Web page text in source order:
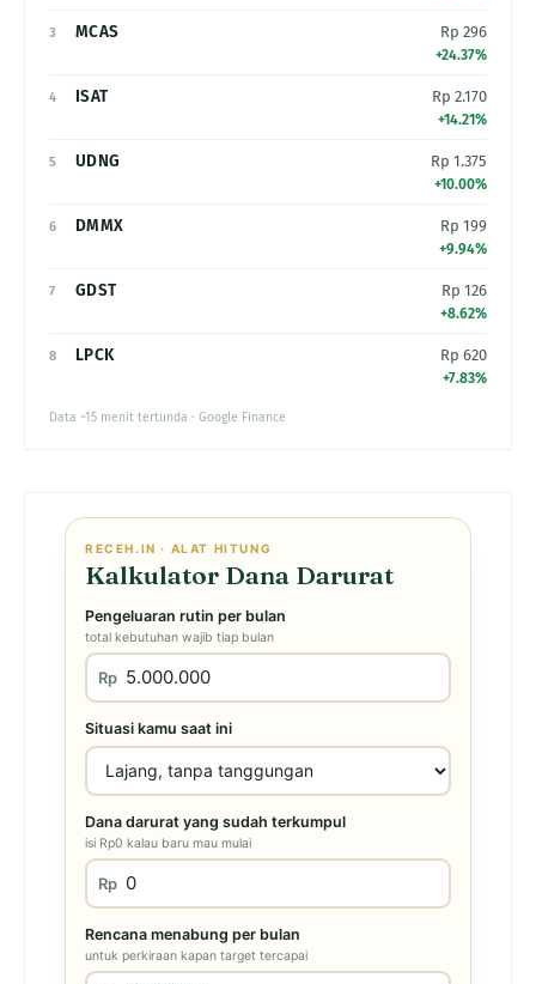
3 MCAS Rp 296
+24.37%
4 ISAT Rp 2.170
+14.21%
5 UDNG Rp 1.375
+10.00%
6 DMMX Rp 199
+9.94%
7 GDST Rp 126
+8.62%
8 LPCK Rp 620
+7.83%
Data ~15 menit tertunda · Google Finance
RECEH.IN · ALAT HITUNG
Kalkulator Dana Darurat
Pengeluaran rutin per bulan
total kebutuhan wajib tiap bulan
Rp
Situasi kamu saat ini
Dana darurat yang sudah terkumpul
isi Rp0 kalau baru mau mulai
Rp
Rencana menabung per bulan
untuk perkiraan kapan target tercapai